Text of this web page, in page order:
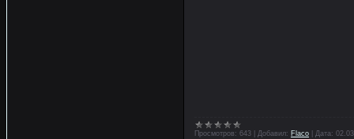
Просмотров: 643 Добавил: Flaco Дата: